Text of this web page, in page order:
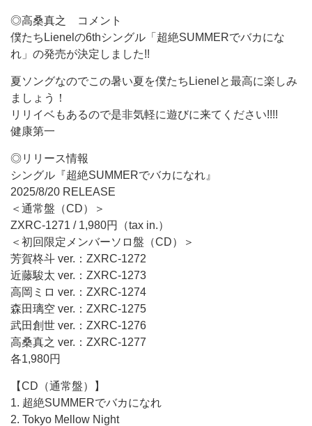
◎高桑真之 コメント
僕たちLienelの6thシングル「超絶SUMMERでバカにな
れ」の発売が決定しました!!
夏ソングなのでこの暑い夏を僕たちLienelと最高に楽しみ
ましょう！
リリイベもあるので是非気軽に遊びに来てください!!!!
健康第一
◎リリース情報
シングル『超絶SUMMERでバカになれ』
2025/8/20 RELEASE
＜通常盤（CD）＞
ZXRC-1271 / 1,980円（tax in.）
＜初回限定メンバーソロ盤（CD）＞
芳賀柊斗 ver.：ZXRC-1272
近藤駿太 ver.：ZXRC-1273
高岡ミロ ver.：ZXRC-1274
森田璃空 ver.：ZXRC-1275
武田創世 ver.：ZXRC-1276
高桑真之 ver.：ZXRC-1277
各1,980円
【CD（通常盤）】
1. 超絶SUMMERでバカになれ
2. Tokyo Mellow Night